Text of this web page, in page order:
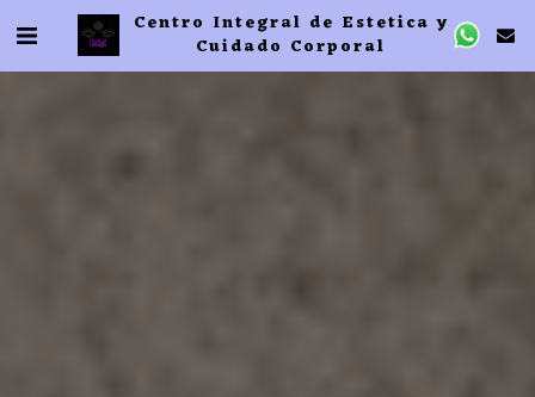
Centro Integral de Estetica y
Cuidado Corporal